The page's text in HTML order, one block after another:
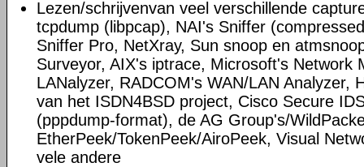
Lezen/schrijvenvan veel verschillende
tcpdump (libpcap), NAI's Sniffer
Sniffer Pro, NetXray, Sun snoop en
Surveyor, AIX's iptrace, Microsoft's Network
LANalyzer, RADCOM's WAN/LAN Analyzer,
van het ISDN4BSD project, Cisco Secure
(pppdump-format), de AG Group's/
EtherPeek/TokenPeek/AiroPeek, Visual
vele andere